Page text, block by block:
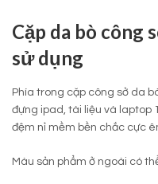
Cặp da bò công
sử dụng
Phía trong cặp công sở da
đựng ipad, tài liệu và laptop
đệm nỉ mềm bền chắc cực
Màu sản phẩm ở ngoài có